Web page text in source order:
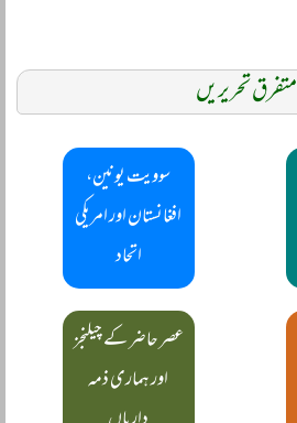
متفرق تحریریں
سوویت یونین،
افغانستان اور امریکی
اتحاد
عصر حاضر کے چیلنجز
اور ہماری ذمہ